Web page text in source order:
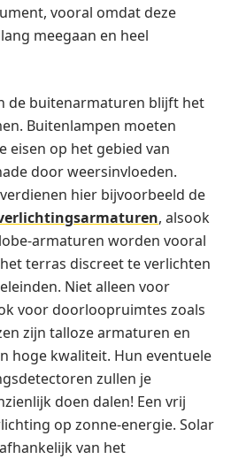
vooral omdat deze
meegaan en heel
de buitenarmaturen blijft het
Buitenlampen moeten
eisen op het gebied van
door weersinvloeden.
hier bijvoorbeeld de
, alsook
armaturen worden vooral
terras discreet te verlichten
Niet alleen voor
voor doorloopruimtes zoals
zijn talloze armaturen en
hoge kwaliteit. Hun eventuele
zullen je
doen dalen! Een vrij
op zonne-energie. Solar
van het